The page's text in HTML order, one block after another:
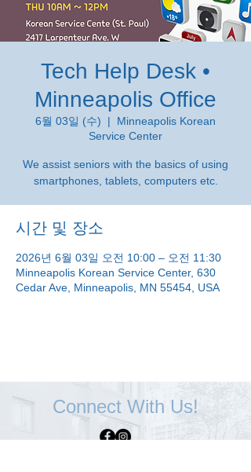
Tech Help Desk •
Minneapolis Office
6월 03일 (수)
  |
Minneapolis Korean
Service Center
We assist seniors with the basics of using
smartphones, tablets, computers etc.
시간 및 장소
2026년 6월 03일 오전 10:00 – 오전 11:30
Minneapolis Korean Service Center, 630
Cedar Ave, Minneapolis, MN 55454, USA
Connect With Us!